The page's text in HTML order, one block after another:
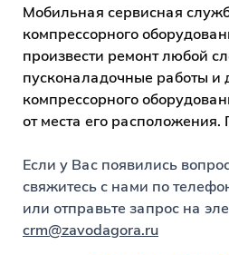
Мобильная сервисная
компрессорного
произвести ремонт любой
пусконаладочные работы и
компрессорного
от места его расположения.
Если у Вас появились
свяжитесь с нами по
или отправьте запрос на
crm@zavodagora.ru